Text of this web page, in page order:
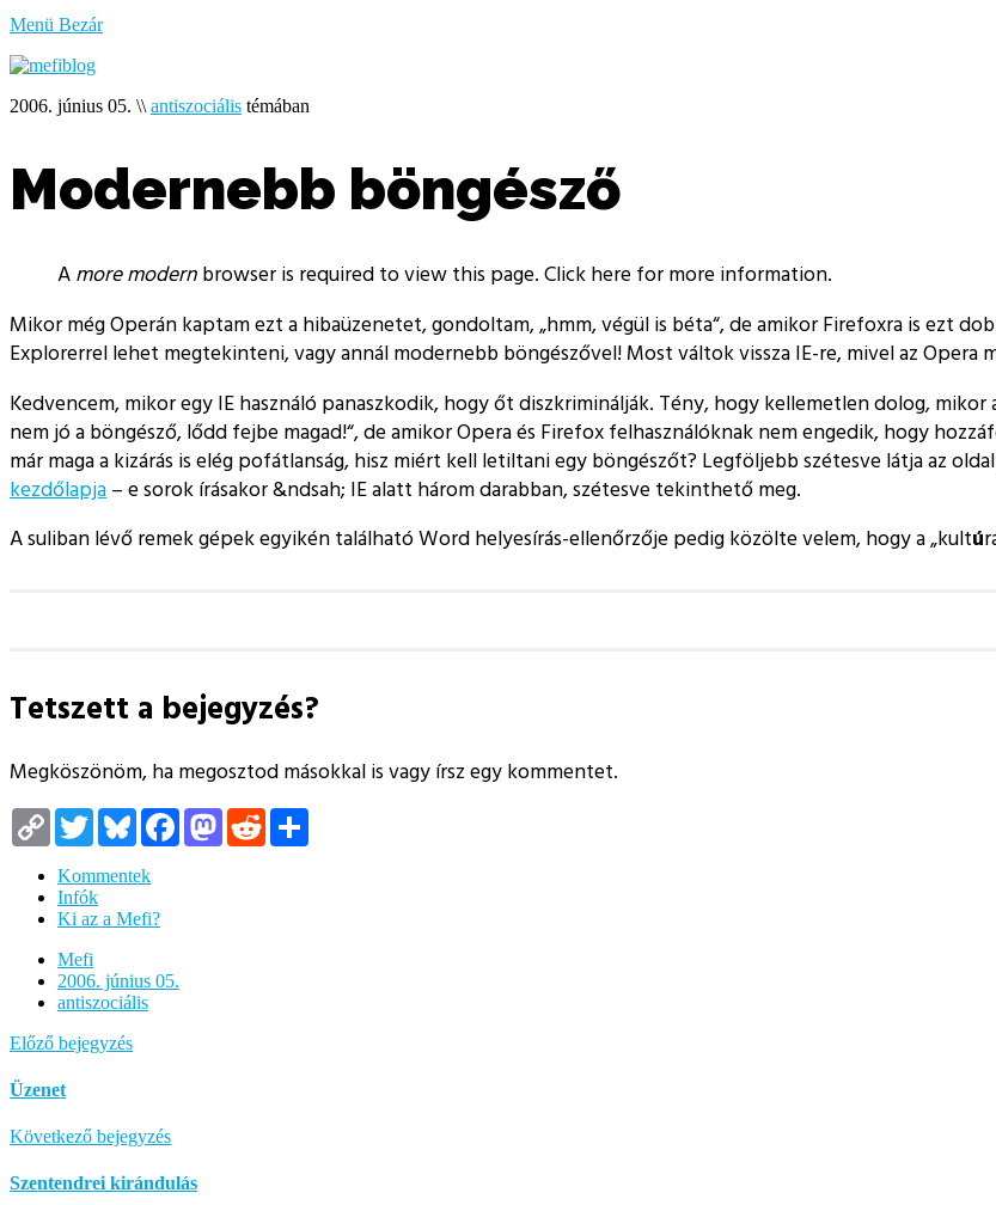
a
Menü Bezár
2006. június 05. \\ antiszociális témában
Modernebb böngésző
A more modern browser is required to view this page. Click here for more information.
Mikor még Operán kaptam ezt a hibaüzenetet, gondoltam, hmm, végül is béta , de amikor Firefoxra is ezt
Explorerrel lehet megtekinteni, vagy annál modernebb böngészővel! Most váltok vissza IE-re, mivel az Opera
Kedvencem, mikor egy IE használó panaszkodik, hogy őt diszkriminálják. Tény, hogy kellemetlen dolog,
nem jó a böngésző, lődd fejbe magad! , de amikor Opera és Firefox felhasználóknak nem engedik, hogy
már maga a kizárás is elég pofátlanság, hisz miért kell letiltani egy böngészőt? Legföljebb szétesve látja az
kezdőlapja – e sorok írásakor &ndsah; IE alatt három darabban, szétesve tekinthető meg.
A suliban lévő remek gépek egyikén található Word helyesírás-ellenőrzője pedig közölte velem, hogy a kultú
Tetszett a bejegyzés?
Megköszönöm, ha megosztod másokkal is vagy írsz egy kommentet.
Copy
Link
TwitterBlueskyFacebookMastodon
Reddit
Kommentek
Infók
Ki az a Mefi?
Mefi
2006. június 05.
antiszociális
Előző bejegyzés
Üzenet
Következő bejegyzés
Szentendrei kirándulás